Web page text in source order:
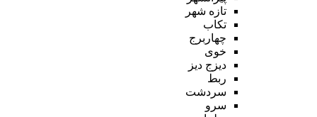
تازه شهر
تکاب
چهاربرج
خوی
دیزج دیز
ربط
سردشت
سرو